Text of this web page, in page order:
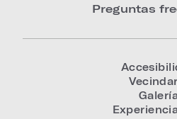
Preguntas